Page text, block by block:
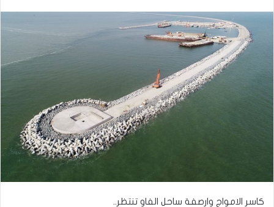
كاسر الامواج وارصفة ساحل الفاو تنتظر..